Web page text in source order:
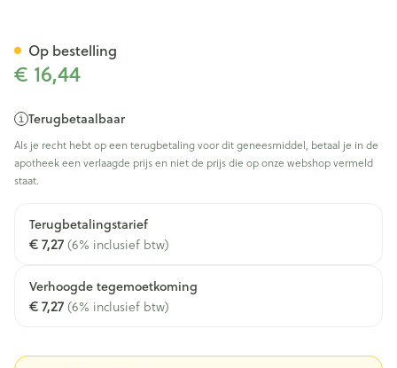
€ 16,44
Terugbetaalbaar
Als je recht hebt op een terugbetaling voor dit geneesmiddel, betaal je in de
apotheek een verlaagde prijs en niet de prijs die op onze webshop vermeld
staat.
Terugbetalingstarief
€ 7,27(6% inclusief btw)
Verhoogde tegemoetkoming
€ 7,27(6% inclusief btw)
Op bestelling